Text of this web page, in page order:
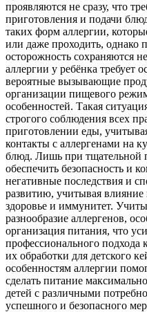
проявляются не сразу, что
приготовления и подачи
таких форм аллергии,
или даже проходить, однако
осторожность сохраняются
аллергии у ребёнка требует
вероятные вызывающие
организации пищевого
особенностей. Такая
строгого соблюдения всех
приготовлении еды,
контакты с аллергенами на
блюд. Лишь при тщательной
обеспечить безопасность и
негативные последствия и
развитию, учитывая
здоровье и иммунитет.
разнообразие аллергенов,
организация питания, что
профессионального подхода
их обработки для детского
особенностям аллергии
сделать питание
детей с различными
успешного и безопасного